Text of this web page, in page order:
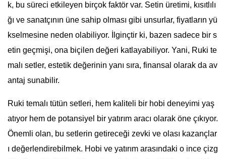
k, bu süreci etkileyen birçok faktör var. Setin üretimi, kısıtlılı
ğı ve sanatçının üne sahip olması gibi unsurlar, fiyatların yü
kselmesine neden olabiliyor. İlginçtir ki, bazen sadece bir s
etin geçmişi, ona biçilen değeri katlayabiliyor. Yani, Ruki te
malı setler, estetik değerinin yanı sıra, finansal olarak da av
antaj sunabilir.
Ruki temalı tütün setleri, hem kaliteli bir hobi deneyimi yaş
atıyor hem de potansiyel bir yatırım aracı olarak öne çıkıyor.
Önemli olan, bu setlerin getireceği zevki ve olası kazançlar
ı değerlendirebilmek. Hobi ve yatırım arasındaki o ince çizg